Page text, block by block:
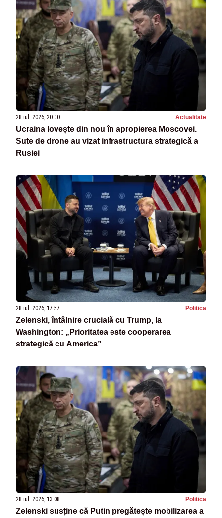
28 iul. 2026, 20:30 Actualitate
Ucraina lovește din nou în apropierea Moscovei.
Sute de drone au vizat infrastructura strategică a
Rusiei
28 iul. 2026, 17:57 Politica
Zelenski, întâlnire crucială cu Trump, la
Washington: „Prioritatea este cooperarea
strategică cu America”
28 iul. 2026, 13:08 Politica
Zelenski susține că Putin pregătește mobilizarea a